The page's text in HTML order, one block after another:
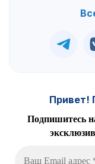
Привет!
Подпишитесь